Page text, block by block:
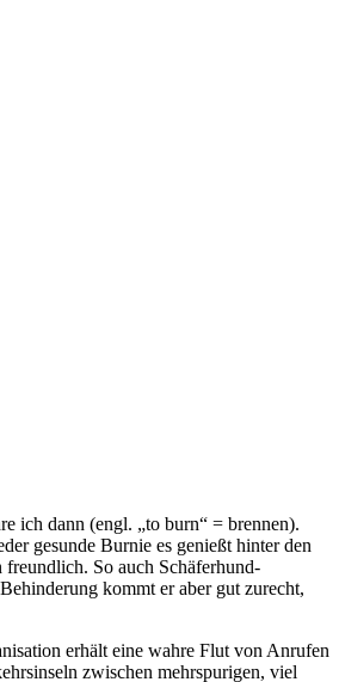
ich dann (engl. „to burn“ = brennen).
gesunde Burnie es genießt hinter den
freundlich. So auch Schäferhund-
kommt er aber gut zurecht,
erhält eine wahre Flut von Anrufen
zwischen mehrspurigen, viel